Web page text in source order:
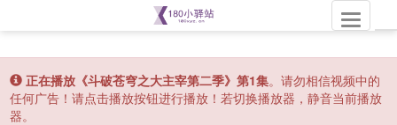
Toggle
正在播放《斗破苍穹之大主宰第二季》第1集。请勿相信视频中的
任何广告！请点击播放按钮进行播放！若切换播放器，静音当前播放
器。